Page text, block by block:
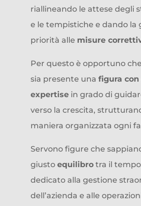
riallineando le attese degli
e le tempistiche e dando la
priorità alle misure
Per questo è opportuno
sia presente una figura con
expertisein grado di
verso la crescita,
maniera organizzata ogni
Servono figure che
giusto equilibrotra il tempo
dedicato alla gestione
dell’azienda e alle